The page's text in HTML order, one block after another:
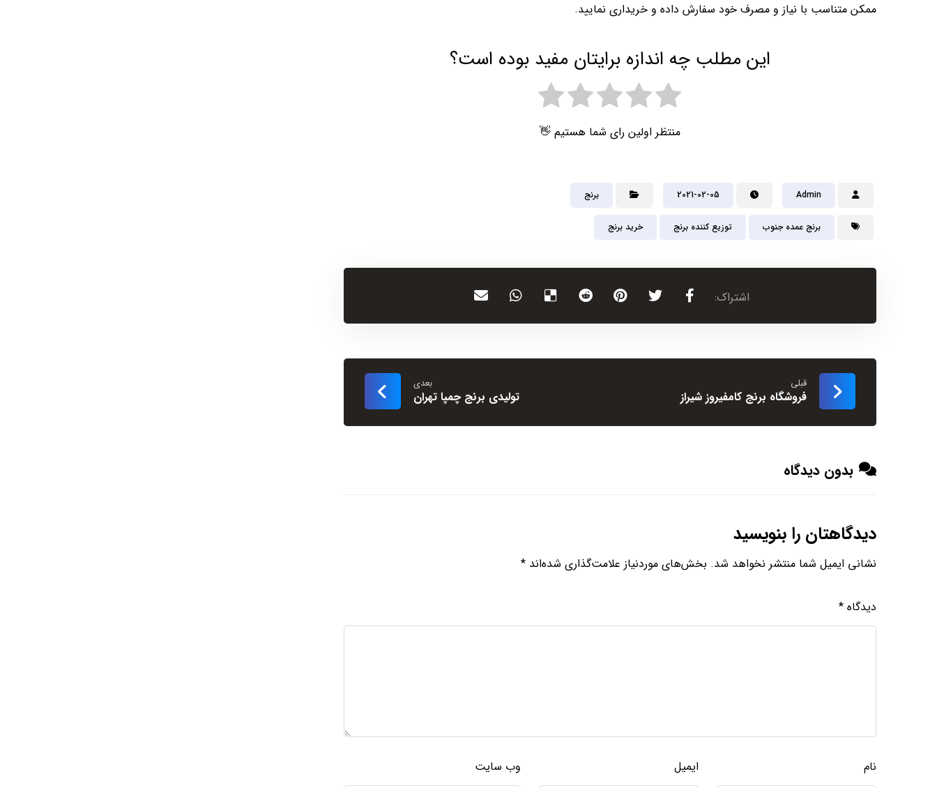
ممکن متناسب با نیاز و مصرف خود سفارش داده و خریداری نمایید.
این مطلب چه اندازه برایتان مفید بوده است؟
منتظر اولین رای شما هستیم 👋
Admin
2021-02-05 برنج
برنج عمده جنوب توزیع کننده برنج خرید برنج
قبلی
فروشگاه برنج کامفیروز شیراز
بعدی
تولیدی برنج چمپا تهران
بدون دیدگاه
دیدگاهتان را بنویسید
نشانی ایمیل شما منتشر نخواهد شد. بخش‌های موردنیاز علامت‌گذاری شده‌اند *
دیدگاه *
نام ایمیل وب‌ سایت